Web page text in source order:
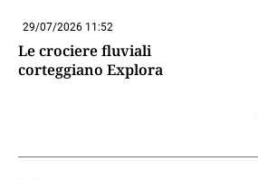
29/07/2026 11:52
Le crociere fluviali
corteggiano Explora